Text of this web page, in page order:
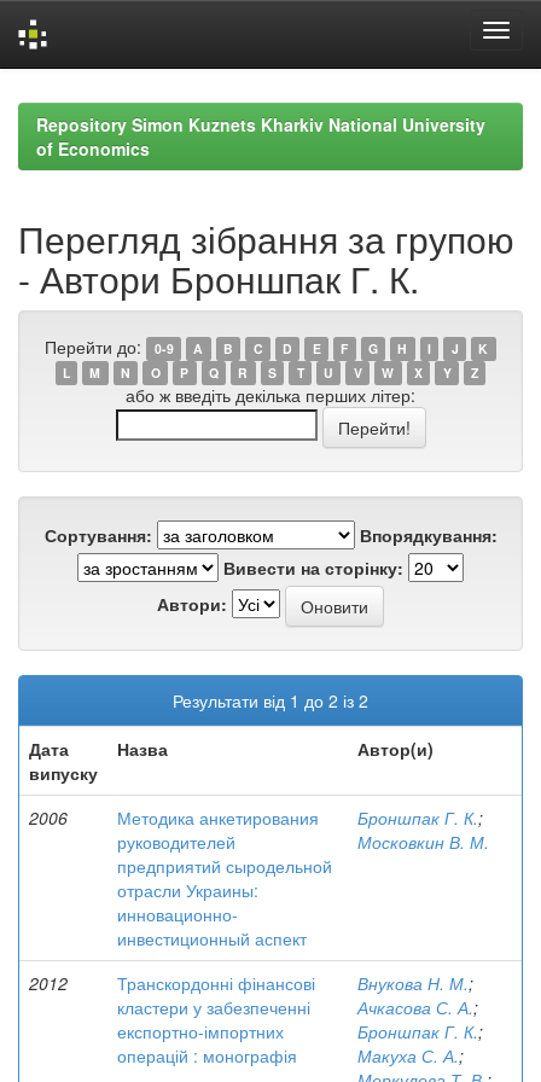
navigationRepository Simon Kuznets Kharkiv National University
of Economics
Перегляд зібрання за групою
- Автори Броншпак Г. К.
Перейти до: 0-9 A B C D E F G H I J
K
L
M N O P Q R S T U V W X Y Z
або ж введіть декілька перших літер:
Сортування:
Впорядкування:
Вивести на сторінку:
Автори:
Результати від 1 до 2 із 2
Дата
випуску
Назва Автор(и)
2006
Методика анкетирования
руководителей
предприятий сыродельной
отрасли Украины:
инновационно-
инвестиционный аспект
Броншпак Г. К.;
Московкин В. М.
2012
Транскордонні фінансові
кластери у забезпеченні
експортно-імпортних
операцій : монографія
Внукова Н. М.;
Ачкасова С. А.;
Броншпак Г. К.;
Макуха С. А.;